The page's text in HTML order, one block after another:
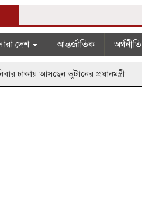
দেশ আন্তর্জাতিক অর্থনীতি
ঢাকায় আসছেন ভুটানের প্রধানমন্ত্রী